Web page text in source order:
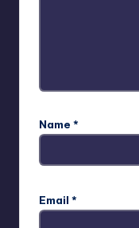
Name *
Email *